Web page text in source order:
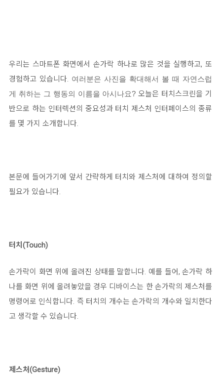
우리는 스마트폰 화면에서 손가락 하나로 많은 것을 실행하고, 또
경험하고 있습니다. 여러분은 사진을 확대해서 볼 때 자연스럽
게 취하는 그 행동의 이름을 아시나요? 오늘은 터치스크린을 기
반으로 하는 인터렉션의 중요성과 터치 제스처 인터페이스의 종류
를 몇 가지 소개합니다.
본문에 들어가기에 앞서 간략하게 터치와 제스처에 대하여 정의할
필요가 있습니다.
터치(Touch)
손가락이 화면 위에 올려진 상태를 말합니다. 예를 들어, 손가락 하
나를 화면 위에 올려놓았을 경우 디바이스는 한 손가락의 제스처를
명령어로 인식합니다. 즉 터치의 개수는 손가락의 개수와 일치한다
고 생각할 수 있습니다.
제스처(Gesture)